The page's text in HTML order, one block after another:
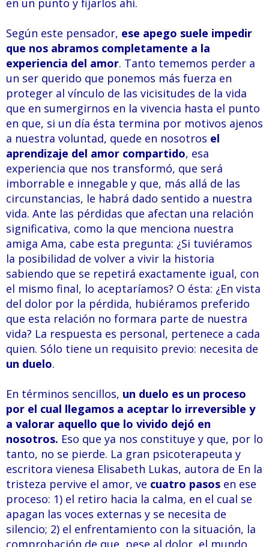
en un punto y fijarlos ahí.
Según este pensador, ese apego suele impedir
que nos abramos completamente a la
experiencia del amor. Tanto tememos perder a
un ser querido que ponemos más fuerza en
proteger al vínculo de las vicisitudes de la vida
que en sumergirnos en la vivencia hasta el punto
en que, si un día ésta termina por motivos ajenos
a nuestra voluntad, quede en nosotros el
aprendizaje del amor compartido, esa
experiencia que nos transformó, que será
imborrable e innegable y que, más allá de las
circunstancias, le habrá dado sentido a nuestra
vida. Ante las pérdidas que afectan una relación
significativa, como la que menciona nuestra
amiga Ama, cabe esta pregunta: ¿Si tuviéramos
la posibilidad de volver a vivir la historia
sabiendo que se repetirá exactamente igual, con
el mismo final, lo aceptaríamos? O ésta: ¿En vista
del dolor por la pérdida, hubiéramos preferido
que esta relación no formara parte de nuestra
vida? La respuesta es personal, pertenece a cada
quien. Sólo tiene un requisito previo: necesita de
un duelo.
En términos sencillos, un duelo es un proceso
por el cual llegamos a aceptar lo irreversible y
a valorar aquello que lo vivido dejó en
nosotros. Eso que ya nos constituye y que, por lo
tanto, no se pierde. La gran psicoterapeuta y
escritora vienesa Elisabeth Lukas, autora de En la
tristeza pervive el amor, ve cuatro pasos en ese
proceso: 1) el retiro hacia la calma, en el cual se
apagan las voces externas y se necesita de
silencio; 2) el enfrentamiento con la situación, la
comprobación de que, pese al dolor, el mundo